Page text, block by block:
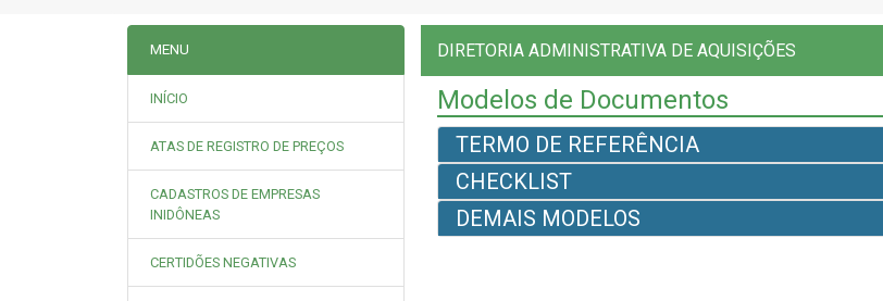
MENU
INÍCIO
ATAS DE REGISTRO DE PREÇOS
CADASTROS DE EMPRESAS
INIDÔNEAS
CERTIDÕES NEGATIVAS
DIRETORIA ADMINISTRATIVA DE AQUISIÇÕES
Modelos de Documentos
TERMO DE REFERÊNCIA
CHECKLIST
DEMAIS MODELOS